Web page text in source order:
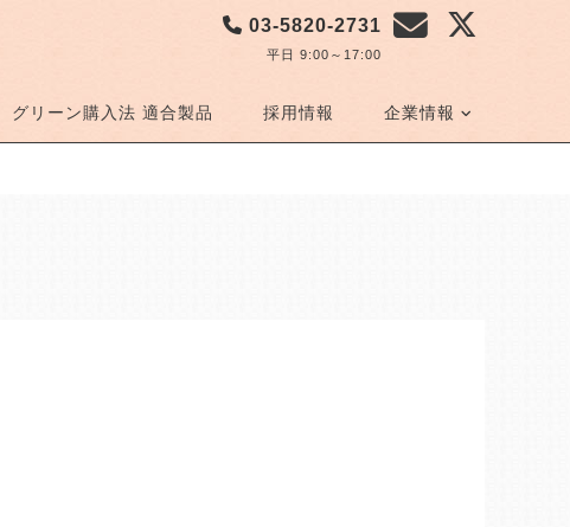
03-5820-2731
平日 9:00～17:00
グリーン購入法 適合製品 採用情報 企業情報